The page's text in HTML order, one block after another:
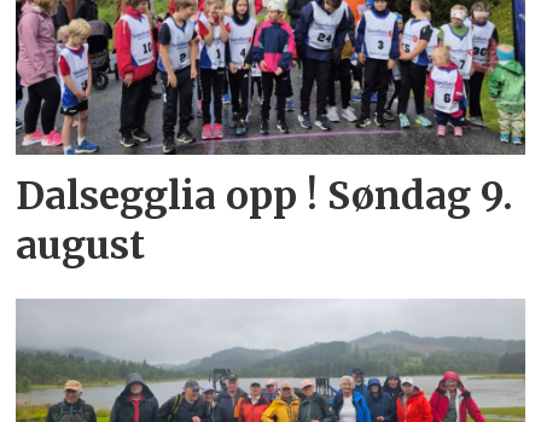
Dalsegglia opp ! Søndag 9.
august